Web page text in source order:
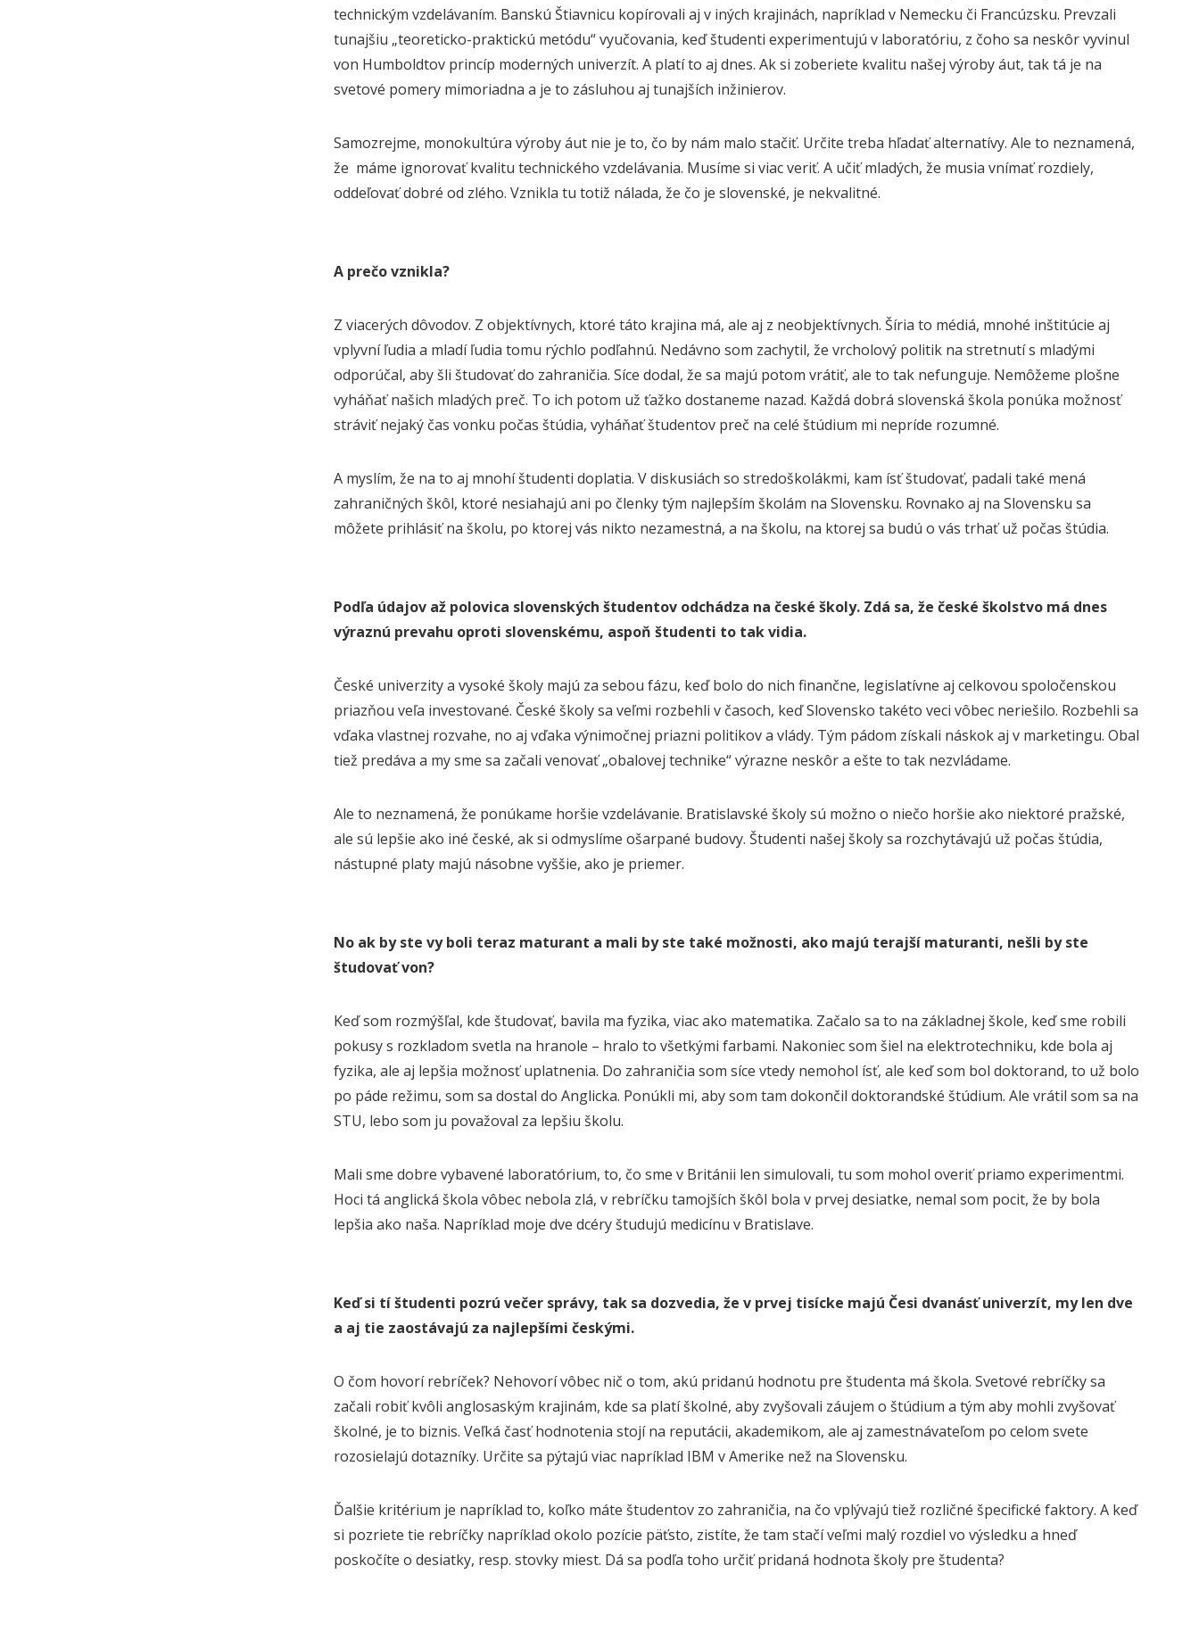
technickým vzdelávaním. Banskú Štiavnicu kopírovali aj v iných krajinách, napríklad v Nemecku či Francúzsku. Prevzali
tunajšiu „teoreticko-praktickú metódu“ vyučovania, keď študenti experimentujú v laboratóriu, z čoho sa neskôr vyvinul
von Humboldtov princíp moderných univerzít. A platí to aj dnes. Ak si zoberiete kvalitu našej výroby áut, tak tá je na
svetové pomery mimoriadna a je to zásluhou aj tunajších inžinierov.
Samozrejme, monokultúra výroby áut nie je to, čo by nám malo stačiť. Určite treba hľadať alternatívy. Ale to neznamená,
že máme ignorovať kvalitu technického vzdelávania. Musíme si viac veriť. A učiť mladých, že musia vnímať rozdiely,
oddeľovať dobré od zlého. Vznikla tu totiž nálada, že čo je slovenské, je nekvalitné.
A prečo vznikla?
Z viacerých dôvodov. Z objektívnych, ktoré táto krajina má, ale aj z neobjektívnych. Šíria to médiá, mnohé inštitúcie aj
vplyvní ľudia a mladí ľudia tomu rýchlo podľahnú. Nedávno som zachytil, že vrcholový politik na stretnutí s mladými
odporúčal, aby šli študovať do zahraničia. Síce dodal, že sa majú potom vrátiť, ale to tak nefunguje. Nemôžeme plošne
vyháňať našich mladých preč. To ich potom už ťažko dostaneme nazad. Každá dobrá slovenská škola ponúka možnosť
stráviť nejaký čas vonku počas štúdia, vyháňať študentov preč na celé štúdium mi nepríde rozumné.
A myslím, že na to aj mnohí študenti doplatia. V diskusiách so stredoškolákmi, kam ísť študovať, padali také mená
zahraničných škôl, ktoré nesiahajú ani po členky tým najlepším školám na Slovensku. Rovnako aj na Slovensku sa
môžete prihlásiť na školu, po ktorej vás nikto nezamestná, a na školu, na ktorej sa budú o vás trhať už počas štúdia.
Podľa údajov až polovica slovenských študentov odchádza na české školy. Zdá sa, že české školstvo má dnes
výraznú prevahu oproti slovenskému, aspoň študenti to tak vidia.
České univerzity a vysoké školy majú za sebou fázu, keď bolo do nich finančne, legislatívne aj celkovou spoločenskou
priazňou veľa investované. České školy sa veľmi rozbehli v časoch, keď Slovensko takéto veci vôbec neriešilo. Rozbehli sa
vďaka vlastnej rozvahe, no aj vďaka výnimočnej priazni politikov a vlády. Tým pádom získali náskok aj v marketingu. Obal
tiež predáva a my sme sa začali venovať „obalovej technike“ výrazne neskôr a ešte to tak nezvládame.
Ale to neznamená, že ponúkame horšie vzdelávanie. Bratislavské školy sú možno o niečo horšie ako niektoré pražské,
ale sú lepšie ako iné české, ak si odmyslíme ošarpané budovy. Študenti našej školy sa rozchytávajú už počas štúdia,
nástupné platy majú násobne vyššie, ako je priemer.
No ak by ste vy boli teraz maturant a mali by ste také možnosti, ako majú terajší maturanti, nešli by ste
študovať von?
Keď som rozmýšľal, kde študovať, bavila ma fyzika, viac ako matematika. Začalo sa to na základnej škole, keď sme robili
pokusy s rozkladom svetla na hranole – hralo to všetkými farbami. Nakoniec som šiel na elektrotechniku, kde bola aj
fyzika, ale aj lepšia možnosť uplatnenia. Do zahraničia som síce vtedy nemohol ísť, ale keď som bol doktorand, to už bolo
po páde režimu, som sa dostal do Anglicka. Ponúkli mi, aby som tam dokončil doktorandské štúdium. Ale vrátil som sa na
STU, lebo som ju považoval za lepšiu školu.
Mali sme dobre vybavené laboratórium, to, čo sme v Británii len simulovali, tu som mohol overiť priamo experimentmi.
Hoci tá anglická škola vôbec nebola zlá, v rebríčku tamojších škôl bola v prvej desiatke, nemal som pocit, že by bola
lepšia ako naša. Napríklad moje dve dcéry študujú medicínu v Bratislave.
Keď si tí študenti pozrú večer správy, tak sa dozvedia, že v prvej tisícke majú Česi dvanásť univerzít, my len dve
a aj tie zaostávajú za najlepšími českými.
O čom hovorí rebríček? Nehovorí vôbec nič o tom, akú pridanú hodnotu pre študenta má škola. Svetové rebríčky sa
začali robiť kvôli anglosaským krajinám, kde sa platí školné, aby zvyšovali záujem o štúdium a tým aby mohli zvyšovať
školné, je to biznis. Veľká časť hodnotenia stojí na reputácii, akademikom, ale aj zamestnávateľom po celom svete
rozosielajú dotazníky. Určite sa pýtajú viac napríklad IBM v Amerike než na Slovensku.
Ďalšie kritérium je napríklad to, koľko máte študentov zo zahraničia, na čo vplývajú tiež rozličné špecifické faktory. A keď
si pozriete tie rebríčky napríklad okolo pozície päťsto, zistíte, že tam stačí veľmi malý rozdiel vo výsledku a hneď
poskočíte o desiatky, resp. stovky miest. Dá sa podľa toho určiť pridaná hodnota školy pre študenta?